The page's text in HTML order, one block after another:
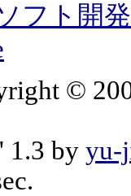
フト開発
©
1.3 by yu-